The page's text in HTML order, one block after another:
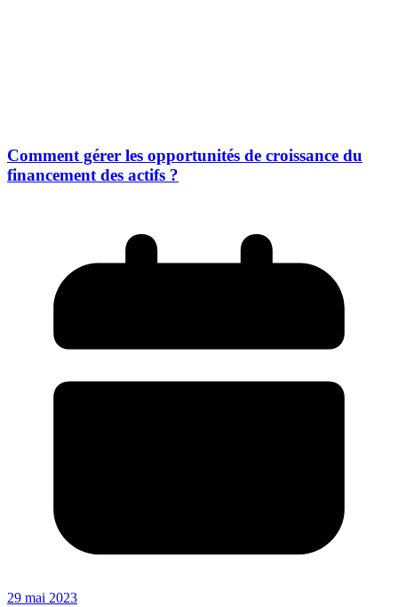
Comment gérer les opportunités de croissance du
financement des actifs ?
29 mai 2023